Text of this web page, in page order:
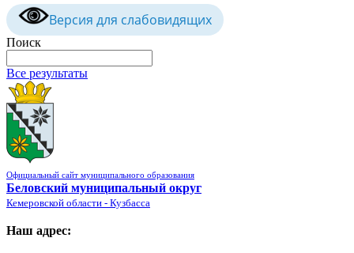
Версия для слабовидящих
Поиск
Все результаты
Официальный сайт муниципального образования
Беловский муниципальный округ
Кемеровской области - Кузбасса
Наш адрес: